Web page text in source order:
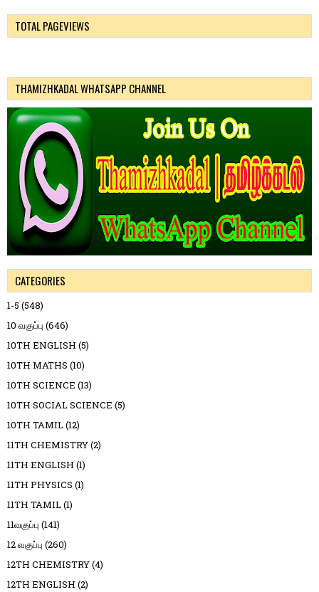
TOTAL PAGEVIEWS
THAMIZHKADAL WHATSAPP CHANNEL
CATEGORIES
1-5 (548)
10 வகுப்பு (646)
10TH ENGLISH (5)
10TH MATHS (10)
10TH SCIENCE (13)
10TH SOCIAL SCIENCE (5)
10TH TAMIL(12)
11TH CHEMISTRY(2)
11TH ENGLISH (1)
11TH PHYSICS (1)
11TH TAMIL(1)
11வகுப்பு (141)
12 வகுப்பு (260)
12TH CHEMISTRY(4)
12TH ENGLISH (2)